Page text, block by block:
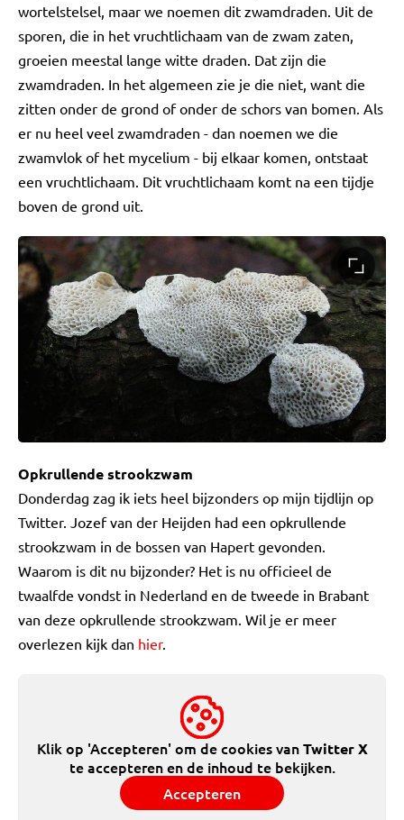
wortelstelsel, maar we noemen dit zwamdraden. Uit de
sporen, die in het vruchtlichaam van de zwam zaten,
groeien meestal lange witte draden. Dat zijn die
zwamdraden. In het algemeen zie je die niet, want die
zitten onder de grond of onder de schors van bomen. Als
er nu heel veel zwamdraden - dan noemen we die
zwamvlok of het mycelium - bij elkaar komen, ontstaat
een vruchtlichaam. Dit vruchtlichaam komt na een tijdje
boven de grond uit.
Opkrullende strookzwam
Donderdag zag ik iets heel bijzonders op mijn tijdlijn op
Twitter. Jozef van der Heijden had een opkrullende
strookzwam in de bossen van Hapert gevonden.
Waarom is dit nu bijzonder? Het is nu officieel de
twaalfde vondst in Nederland en de tweede in Brabant
van deze opkrullende strookzwam. Wil je er meer
overlezen kijk dan hier.
Klik op 'Accepteren' om de cookies vanTwitter X
te accepteren en de inhoud te bekijken.
Accepteren